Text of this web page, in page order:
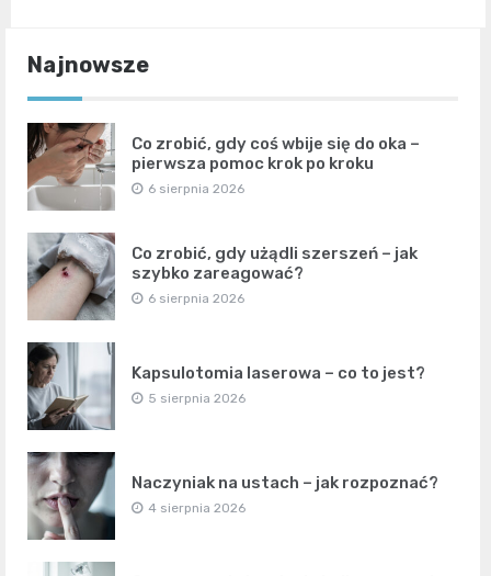
Najnowsze
Co zrobić, gdy coś wbije się do oka –
pierwsza pomoc krok po kroku
6 sierpnia 2026
Co zrobić, gdy użądli szerszeń – jak
szybko zareagować?
6 sierpnia 2026
Kapsulotomia laserowa – co to jest?
5 sierpnia 2026
Naczyniak na ustach – jak rozpoznać?
4 sierpnia 2026